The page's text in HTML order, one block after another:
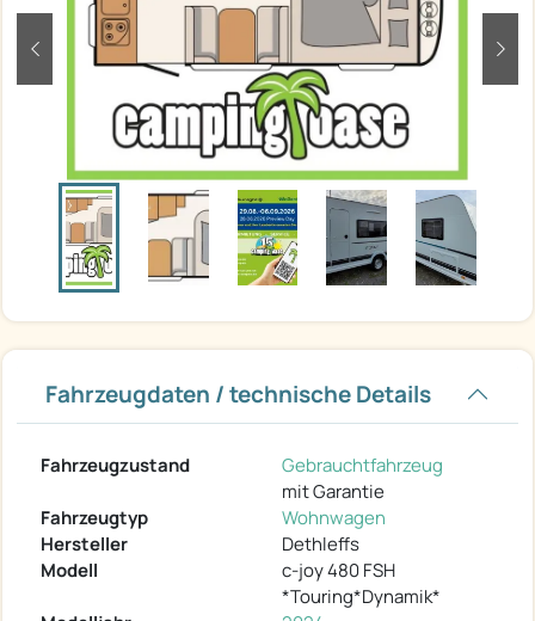
zurück
Fahrzeugdaten / technische Details
Fahrzeugzustand
Gebrauchtfahrzeug
mit Garantie
Fahrzeugtyp
Wohnwagen
Hersteller
Dethleffs
Modell
c-joy 480 FSH
*Touring*Dynamik*